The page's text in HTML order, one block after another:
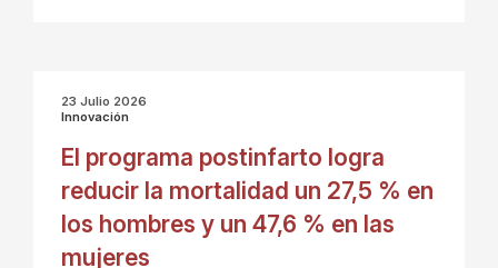
23 Julio 2026
Innovación
El programa postinfarto logra
reducir la mortalidad un 27,5 % en
los hombres y un 47,6 % en las
mujeres